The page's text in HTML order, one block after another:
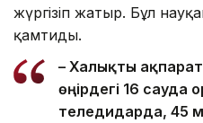
жүргізіп жатыр. Бұл
қамтиды.
– Халықты
өңірдегі 16 сауда
теледидарда, 45